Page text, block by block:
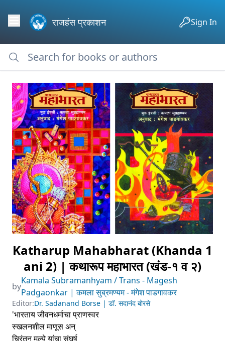
राजहंस प्रकाशन Sign In
Katharup Mahabharat (Khanda 1
ani 2) | कथारूप महाभारत (खंड-१ व २)
by
Kamala Subramanhyam / Trans - Magesh
Padgaonkar | कमला सुब्रमण्यम - मंगेश पाडगावकर
Editor:Dr. Sadanand Borse | डॉ. सदानंद बोरसे
'भारताय जीवनधर्माचा प्राणस्वर
स्खलनशील माणूस अन्
चिरंतन मूल्ये यांचा संघर्ष